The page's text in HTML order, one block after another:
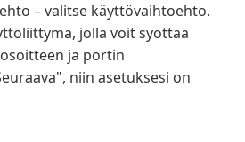
– valitse käyttövaihtoehto.
jolla voit syöttää
ja portin
niin asetuksesi on